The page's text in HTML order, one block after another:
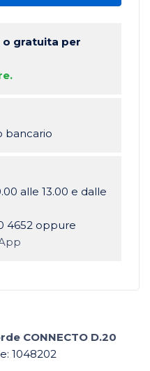
o gratuita per
bancario
alle 13.00 e dalle
4652 oppure
CONNECTO D.20
1048202